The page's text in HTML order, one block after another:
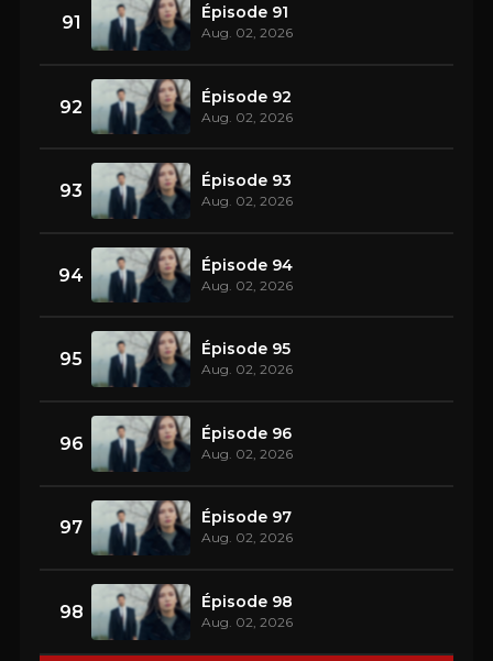
91 Épisode 91
Aug. 02, 2026
92 Épisode 92
Aug. 02, 2026
93 Épisode 93
Aug. 02, 2026
94 Épisode 94
Aug. 02, 2026
95 Épisode 95
Aug. 02, 2026
96 Épisode 96
Aug. 02, 2026
97 Épisode 97
Aug. 02, 2026
98 Épisode 98
Aug. 02, 2026